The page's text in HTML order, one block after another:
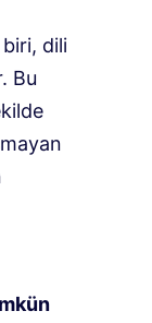
dili
Bu